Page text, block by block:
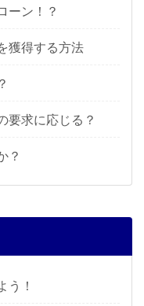
ーン！？
獲得する方法
要求に応じる？
？
う！